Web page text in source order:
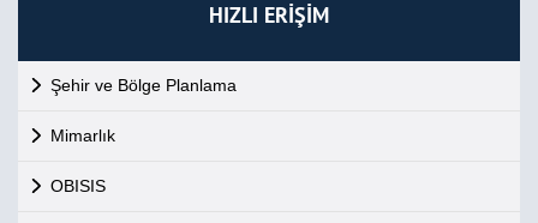
HIZLI ERİŞİM
Şehir ve Bölge Planlama
Mimarlık
OBISIS